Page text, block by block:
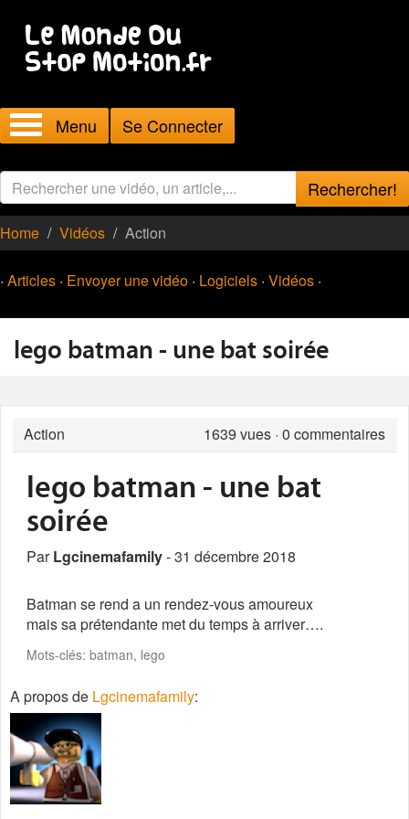
Menu Se Connecter
Rechercher!
Home Vidéos Action
· Articles · Envoyer une vidéo · Logiciels · Vidéos ·
lego batman - une bat soirée
Action 1639 vues · 0 commentaires
lego batman - une bat
soirée
ParLgcinemafamily- 31 décembre 2018
Batman se rend a un rendez-vous amoureux
mais sa prétendante met du temps à arriver….
Mots-clés: batman, lego
A propos de Lgcinemafamily: